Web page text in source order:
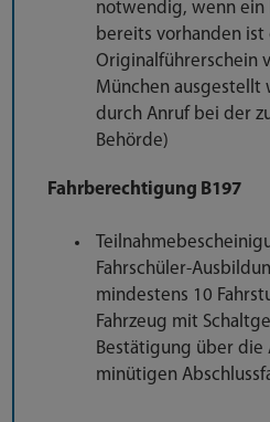
notwendig, wenn ein
bereits vorhanden
Originalführerschein
München ausgestellt
durch Anruf bei der
Behörde)
Fahrberechtigung B197
Fahrschüler-
mindestens 10
Fahrzeug mit
Bestätigung über
minütigen